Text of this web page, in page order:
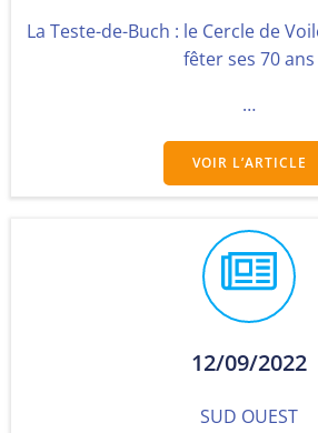
La Teste-de-Buch : le Cercle de
fêter ses 70 ans
…
VOIR L’ARTICLE
12/09/2022
SUD OUEST